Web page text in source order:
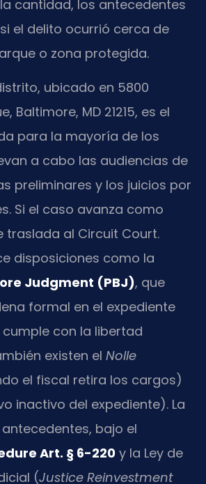
cantidad, los antecedentes
el delito ocurrió cerca de
o zona protegida.
ubicado en 5800
Baltimore, MD 21215, es el
para la mayoría de los
a cabo las audiencias de
preliminares y los juicios por
Si el caso avanza como
traslada al Circuit Court.
disposiciones como la
Judgment (PBJ), que
formal en el expediente
con la libertad
existen el Nolle
el fiscal retira los cargos)
inactivo del expediente). La
bajo el
Art. § 6-220 y la Ley de
(Justice Reinvestment